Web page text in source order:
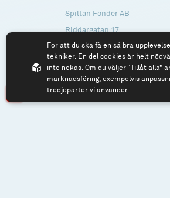
Spiltan Fonder AB
Riddargatan 17
114 57 Stockholm
För att du ska få en så bra
tekniker. En del cookies är helt
inte nekas. Om du väljer “Tillåt alla”
marknadsföring, exempelvis
tredjeparter vi använder.